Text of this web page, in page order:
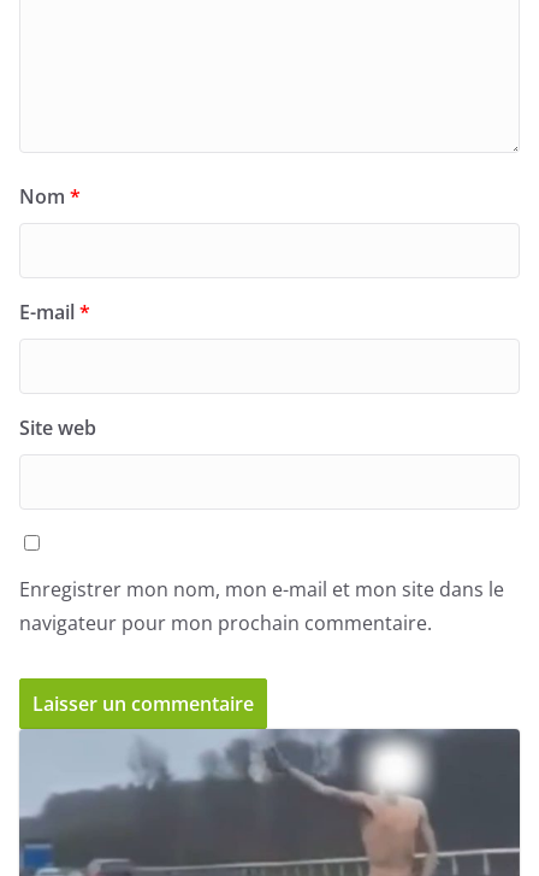
Nom *
E-mail*
Site web
Enregistrer mon nom, mon e-mail et mon site dans le
navigateur pour mon prochain commentaire.